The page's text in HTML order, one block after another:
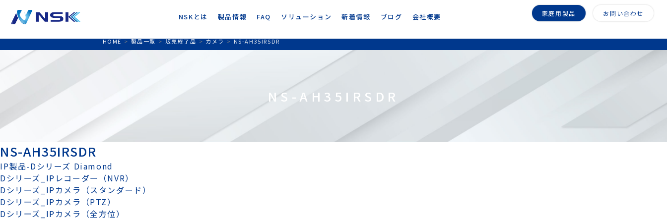
NSKとは 製品情報 FAQ ソリューション 新着情報 ブログ 会社概要 家庭用製品 お問い合わせ
HOME > 製品一覧 > 販売終了品 > カメラ > NS-AH35IRSDR
NS-AH35IRSDR
NS-AH35IRSDR
IP製品-Dシリーズ Diamond
Dシリーズ_IPレコーダー（NVR）
Dシリーズ_IPカメラ（スタンダード）
Dシリーズ_IPカメラ（PTZ）
Dシリーズ_IPカメラ（全方位）